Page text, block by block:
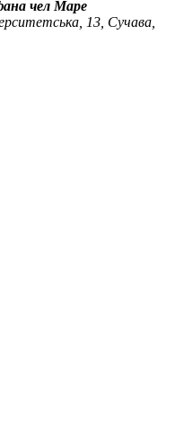
чел Маре
13, Сучава,